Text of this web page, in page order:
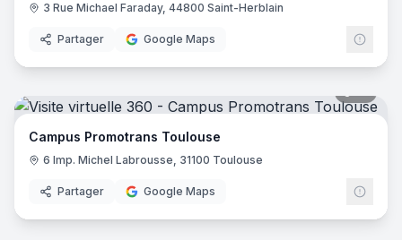
3 Rue Michael Faraday, 44800 Saint-Herblain
Partager Google Maps
Campus Promotrans Toulouse
6 Imp. Michel Labrousse, 31100 Toulouse
Partager Google Maps